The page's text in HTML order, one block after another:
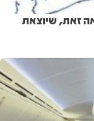
זאת, שיוצאת